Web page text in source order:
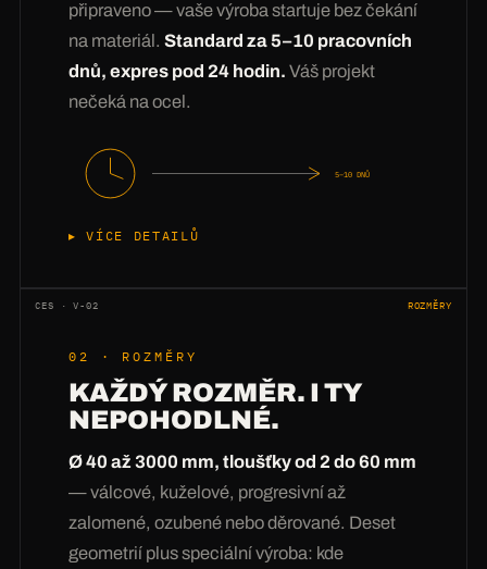
připraveno — vaše výroba startuje bez čekání
na materiál. Standard za 5–10 pracovních
dnů, expres pod 24 hodin. Váš projekt
nečeká na ocel.
5–10 DNŮ
VÍCE DETAILŮ
ten rozdíl. Náš sklad trvale drží 25 druhů v 90
plechu po 60mm tlustý plech, od S235 po
Hardox. Vaše poptávka proto nejde do nákupu,
ale rovnou do plánování přířezů —
týž den. Pak nastupuje sehraný takt: laserový
nebo plazmový přířez s rozmístěním, lisování,
CES · V-02 ROZMĚRY
02 · ROZMĚRY
KAŽDÝ ROZMĚR. I TY
NEPOHODLNÉ.
Ø 40 až 3000 mm, tloušťky od 2 do 60 mm
— válcové, kuželové, progresivní až
zalomené, ozubené nebo děrované. Deset
geometrií plus speciální výroba: kde